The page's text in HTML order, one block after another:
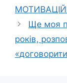
Ще моя
років,